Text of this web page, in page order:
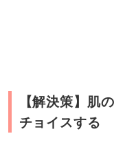
【解決策】肌
チョイスする